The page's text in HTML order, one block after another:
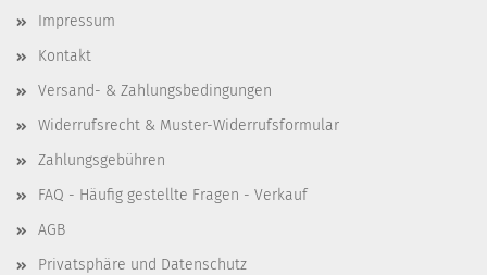
Impressum
Kontakt
Versand- & Zahlungsbedingungen
Widerrufsrecht & Muster-Widerrufsformular
Zahlungsgebühren
FAQ - Häufig gestellte Fragen - Verkauf
AGB
Privatsphäre und Datenschutz